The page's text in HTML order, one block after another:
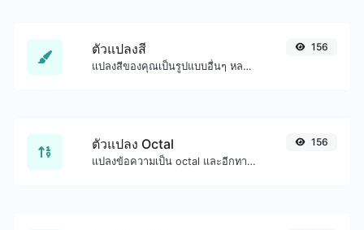
ตัวแปลงสี
แปลงสีของคุณเป็นรูปแบบอื่นๆ หลายรูปแบบ
156
ตัวแปลง Octal
แปลงข้อความเป็น octal และอีกทางหนึ่งสำหรับอินพุตสตริงใดๆ
156